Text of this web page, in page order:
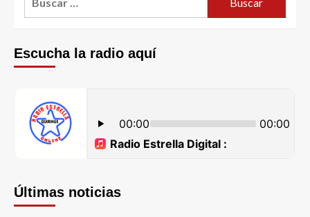
Escucha la radio aquí
Últimas noticias